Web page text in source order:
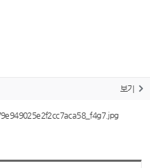
보기